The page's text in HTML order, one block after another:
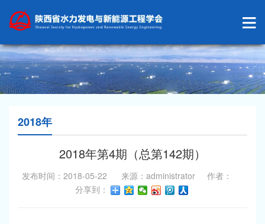
2018年
2018年第4期（总第142期）
发布时间：2018-05-22 来源：administrator 作者：
分享到：